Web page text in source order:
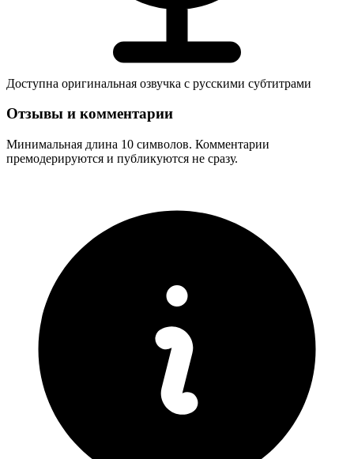
Доступна оригинальная озвучка с русскими субтитрами
Отзывы и комментарии
Минимальная длина 10 символов. Комментарии
премодерируются и публикуются не сразу.